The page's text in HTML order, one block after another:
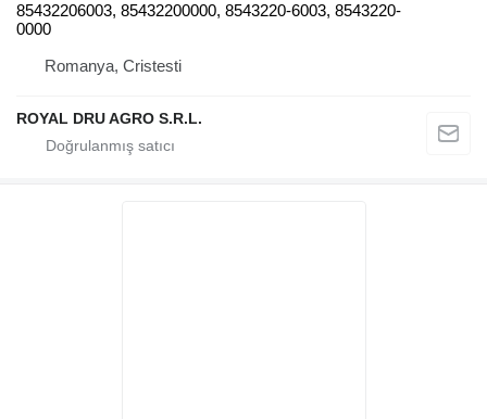
85432206003, 85432200000, 8543220-6003, 8543220-
0000
Romanya, Cristesti
ROYAL DRU AGRO S.R.L.